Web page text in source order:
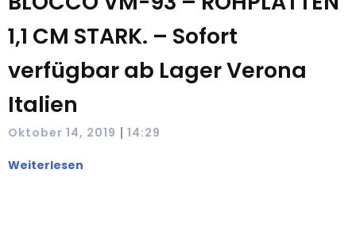
1,1 CM STARK. – Sofort
verfügbar ab Lager Verona
Italien
Oktober 14, 2019 | 14:29
Weiterlesen